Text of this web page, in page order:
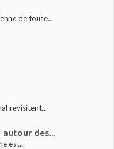
de toute...
revisitent...
autour des...
est...